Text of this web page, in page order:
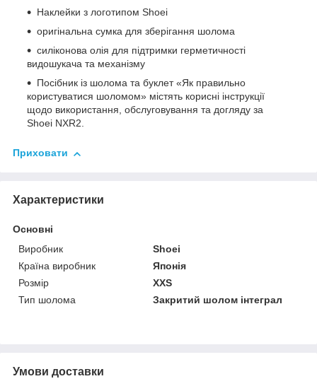
Наклейки з логотипом Shoei
оригінальна сумка для зберігання шолома
силіконова олія для підтримки герметичності
видошукача та механізму
Посібник із шолома та буклет «Як правильно
користуватися шоломом» містять корисні інструкції
щодо використання, обслуговування та догляду за
Shoei NXR2.
Приховати
Характеристики
Основні
Виробник
Shoei
Країна виробник
Японія
Розмір
XXS
Тип шолома
Закритий шолом інтеграл
Умови доставки